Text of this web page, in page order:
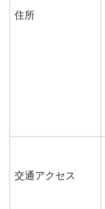
住所
交通アクセス